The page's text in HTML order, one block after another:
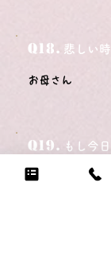
Q18. 悲しい
お母さん
Q19. もし今
「今までありが